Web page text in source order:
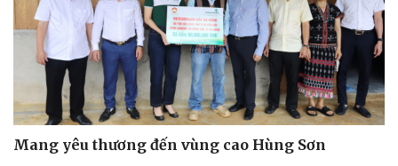
Mang yêu thương đến vùng cao Hùng Sơn